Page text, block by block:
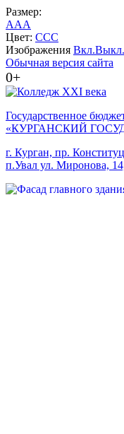
Размер:
AAA
Цвет: CCC
Изображения Вкл.Выкл.
Обычная версия сайта
0+
Государственное
«КУРГАНСКИЙ
г. Курган, пр.
п.Увал ул. Миронова,